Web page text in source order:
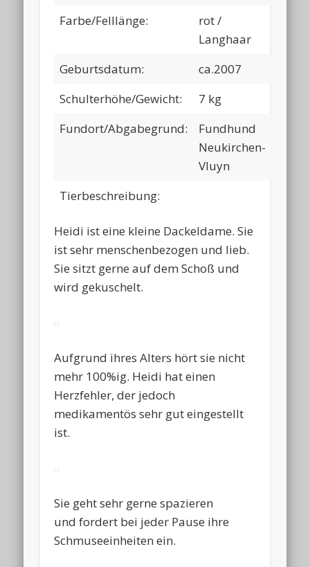
Farbe/Felllänge:
rot /
Langhaar
Geburtsdatum:
ca.2007
Schulterhöhe/Gewicht:
7 kg
Fundort/Abgabegrund:
Fundhund
Neukirchen-
Vluyn
Tierbeschreibung:
Heidi ist eine kleine Dackeldame. Sie
ist sehr menschenbezogen und lieb.
Sie sitzt gerne auf dem Schoß und
wird gekuschelt.
Aufgrund ihres Alters hört sie nicht
mehr 100%ig. Heidi hat einen
Herzfehler, der jedoch
medikamentös sehr gut eingestellt
ist.
Sie geht sehr gerne spazieren
und fordert bei jeder Pause ihre
Schmuseeinheiten ein.